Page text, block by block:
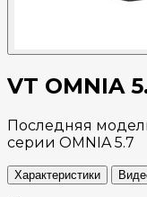
VT OMNIA
Последняя
серии OMNIA 5.7
Характеристики